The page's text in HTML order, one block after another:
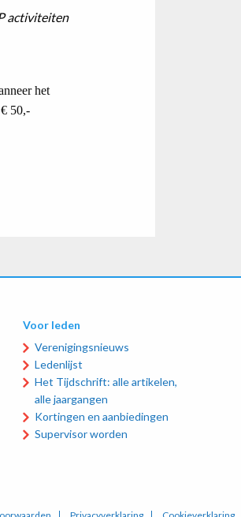
activiteiten
het
50,-
Voor leden
Verenigingsnieuws
Ledenlijst
Het Tijdschrift: alle artikelen,
alle jaargangen
Kortingen en aanbiedingen
Supervisor worden